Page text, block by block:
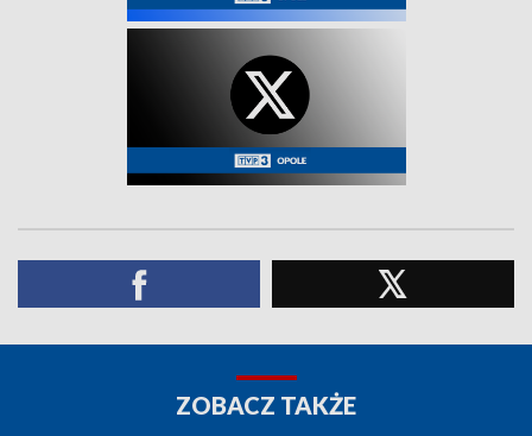
ZOBACZ TAKŻE